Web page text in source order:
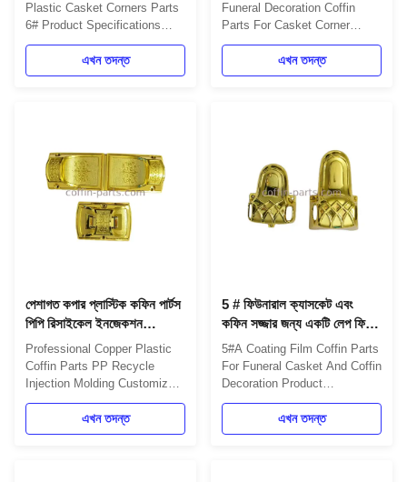
Plastic Casket Corners Parts
6# Product Specifications
Attribute Value Name Casket
Hardware Corners Color Gold,
Silver and Copper, as different
Product Description High...
এখন তদন্ত
Funeral Decoration Coffin
Parts For Casket Corner
Product Specifications
Attribute Value Color Brass,
as your order Model Number
Service Free Sample, OEM
Product Details 4pcs big ...
এখন তদন্ত
পেশাগত কপার প্লাস্টিক কফিন পার্টস
পিপি রিসাইকেল ইনজেকশন
ছাঁচনির্মাণ কাস্টমাইজড
Professional Copper Plastic
Coffin Parts PP Recycle
Injection Molding Customized
Detailed Product Information
Item Name TX-Model 8#-
silver Material
এখন তদন্ত
5 # ফিউনারাল ক্যাসকেট এবং
কফিন সজ্জার জন্য একটি লেপ ফিল্মের
কফিন যন্ত্রাংশ
5#A Coating Film Coffin Parts
For Funeral Casket And Coffin
Decoration Product
Description Designed for
funeral caskets and coffins in
various colors and models.
এখন তদন্ত